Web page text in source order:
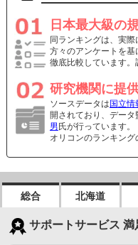
日本最大級の
同ランキングは、実
方々のアンケートを
徹底比較しています。
研究機関に提
ソースデータは 国立情
開されており、データ
男 氏が行っています。
オリコンのランキン
総合 北海道
サポートサービス